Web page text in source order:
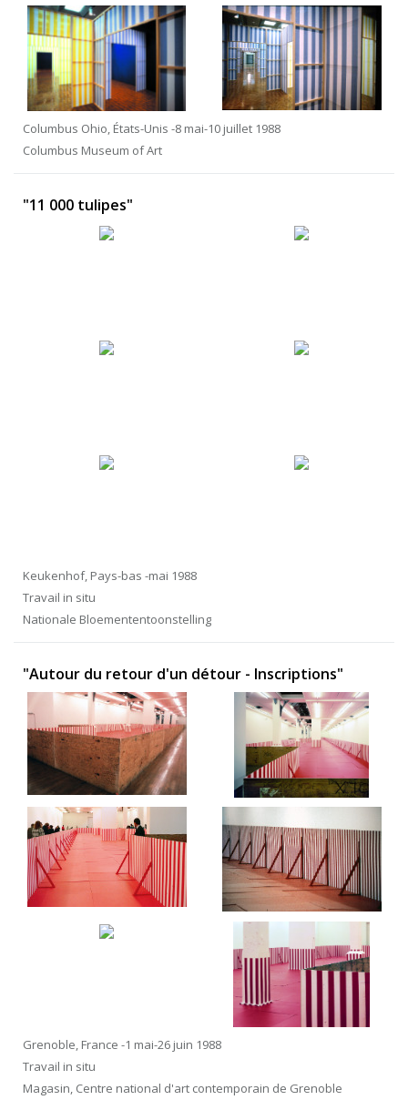
Columbus Ohio, États-Unis -8 mai-10 juillet 1988
Columbus Museum of Art
"11 000 tulipes"
Keukenhof, Pays-bas -mai 1988
Travail in situ
Nationale Bloemententoonstelling
"Autour du retour d'un détour - Inscriptions"
Grenoble, France -1 mai-26 juin 1988
Travail in situ
Magasin, Centre national d'art contemporain de Grenoble